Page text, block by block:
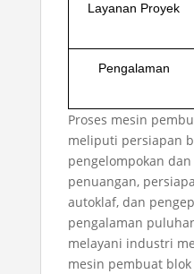
Layanan Proyek
Pengalaman
Proses mesin
meliputi persiapan
pengelompokan
penuangan,
autoklaf, dan
pengalaman
melayani industri
mesin pembuat